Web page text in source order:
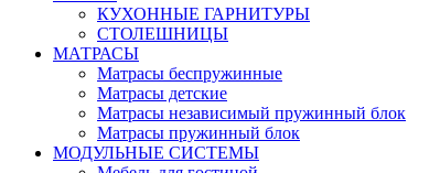
КУХОННЫЕ ГАРНИТУРЫ
СТОЛЕШНИЦЫ
МАТРАСЫ
Матрасы беспружинные
Матрасы детские
Матрасы независимый пружинный блок
Матрасы пружинный блок
МОДУЛЬНЫЕ СИСТЕМЫ